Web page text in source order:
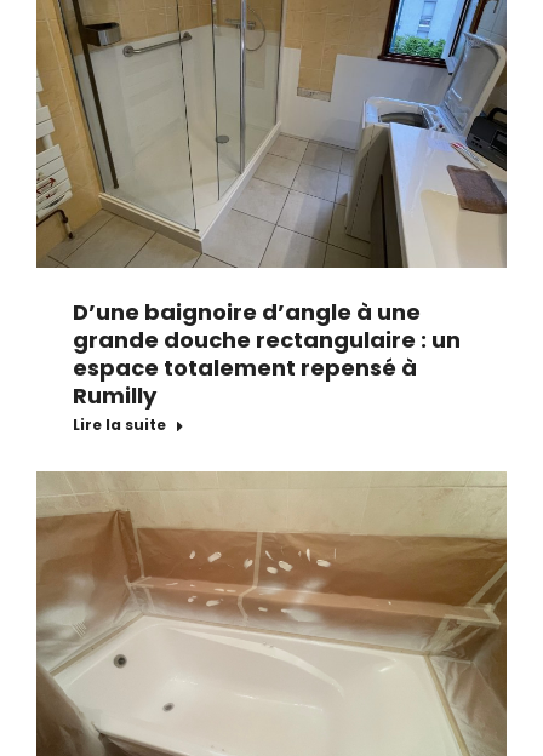
D’une baignoire d’angle à une
grande douche rectangulaire : un
espace totalement repensé à
Rumilly
Lire la suite